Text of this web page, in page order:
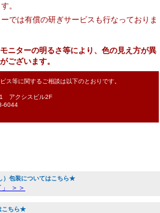
。
ーでは有償の研ぎサービスも行なっておりま
ニターの明るさ等により、色の見え方が異
ございます。
ス等に関するご相談は以下のとおりです。
アクシスビル2F
6044
）包装についてはこちら★
＞＞
こちら★